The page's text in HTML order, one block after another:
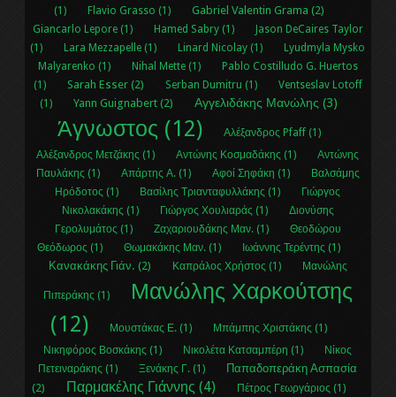
(1)
Flavio Grasso (1) Gabriel Valentin Grama (2)
Giancarlo Lepore (1) Hamed Sabry (1)
Jason DeCaires Taylor
(1)
Lara Mezzapelle (1) Linard Nicolay (1)
Lyudmyla Mysko
Malyarenko (1)
Nihal Μette (1)
Pablo Costilludo G. Huertos
(1)
Sarah Esser (2) Serban Dumitru (1)
Ventseslav Lotoff
(1)
Yann Guignabert (2) Αγγελιδάκης Μανώλης (3)
Άγνωστος (12)
Αλέξανδρος Pfaff (1)
Αλέξανδρος Μετζάκης (1)
Αντώνης Κοσμαδάκης (1)
Αντώνης
Παυλάκης (1)
Απάρτης Α. (1) Αφοί Σηφάκη (1)
Βαλσάμης
Ηρόδοτος (1)
Βασίλης Τριανταφυλλάκης (1)
Γιώργος
Νικολακάκης (1)
Γιώργος Χουλιαράς (1)
Διονύσης
Γερολυμάτος (1)
Ζαχαριουδάκης Μαν. (1)
Θεοδώρου
Θεόδωρος (1)
Θωμακάκης Μαν. (1) Ιωάννης Τερέντης (1)
Κανακάκης Γιάν. (2) Καπράλος Χρήστος (1) Μανώλης
Πιπεράκης (1)
Μανώλης Χαρκούτσης
(12)
Μουστάκας Ε. (1)
Μπάμπης Χριστάκης (1)
Νικηφόρος Βοσκάκης (1)
Νικολέτα Κατσαμπέρη (1)
Νίκος
Πετειναράκης (1)
Ξενάκης Γ. (1)
Παπαδοπεράκη Ασπασία
(2)
Παρμακέλης Γιάννης (4) Πέτρος Γεωργάριος (1)